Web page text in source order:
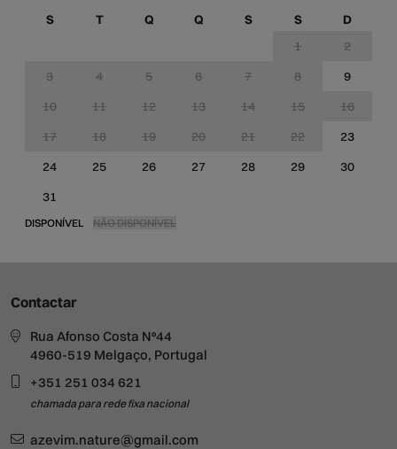
S T Q Q S S
D
1
2
3
4 5 6 7 8
9
10
11 12 13 14 15
16
17
18 19 20 21 22
23
24
25 26 27 28 29
30
31
DISPONÍVEL NÃO DISPONÍVEL
Contactar
Rua Afonso Costa Nº44
4960-519 Melgaço, Portugal
+351 251 034 621
chamada para rede fixa nacional
azevim.nature@gmail.com